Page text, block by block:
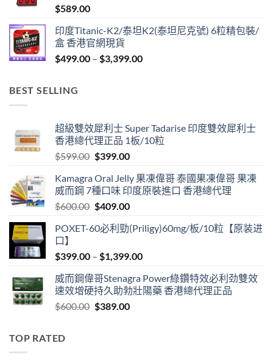
$589.00
印度Titanic-K2/泰坦K2(泰坦尼克號) 6粒精包裝/
盒 香港官網現貨
$499.00 – $3,399.00Price
BEST SELLING
超級雙效犀利士 Super Tadarise 印度雙效犀利士
香港總代理正品 1板/10粒
$599.00 Original
was:
$599.00.
$399.00Current
is:
$399.00.
Kamagra Oral Jelly 果凍偉哥 泰國果凍偉哥 果凍
威而鋼 7種口味 印度原裝進口 香港總代理
$600.00 Original
was:
$409.00Current
is:
POXET-60必利勁(Priligy)60mg/板/10粒【原装进
口】
$399.00 – $1,399.00Price
$399.00
through
威而鋼偉哥Stenagra Power綠鑽特效必利劲雙效
速效增硬持久助勃壯陽藥 香港總代理正品
$600.00 Original
$389.00Current
TOP RATED